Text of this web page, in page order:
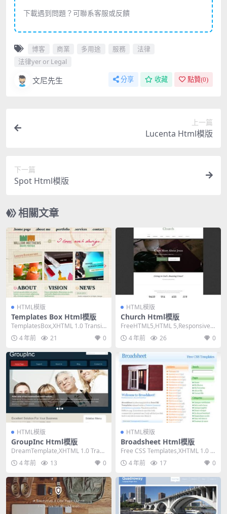
下載遇到問題？可聯系客服或反饋
博客 商業 多用途 服務
法律
法律yer or Legal
文尼先生 分享 收藏 點贊(0)
上一篇
Lucenta Html模版
下一篇
Spot Html模版
相關文章
HTML模版
Templates Box Html模版
TemplatesBox,XHTML 1.0 Transiti
onal,Fixe...
4 年前 21 0
HTML模版
Church Html模版
FreeHTML5,HTML 5,Responsive,
4 Columns,D...
4 年前 26 0
HTML模版
GroupInc Html模版
DreamTemplate,XHTML 1.0 Trans
itional,Fix...
4 年前 13 0
HTML模版
Broadsheet Html模版
Free CSS Templates,XHTML 1.0 St
rict,Fixe...
4 年前 17 0